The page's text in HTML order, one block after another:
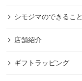
シモジマのできること
店舗紹介
ギフトラッピング